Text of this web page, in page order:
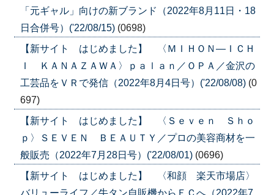
「元ギャル」向けの新ブランド（2022年8月11日・18
日合併号）('22/08/15) (0698)
【新サイト はじめました】 〈ＭＩＨＯＮ―ＩＣＨ
Ｉ ＫＡＮＡＺＡＷＡ〉ｐａｌａｎ／ＯＰＡ／金沢の
工芸品をＶＲで発信（2022年8月4日号）('22/08/08) (0
697)
【新サイト はじめました】 〈Ｓｅｖｅｎ Ｓｈｏ
ｐ〉ＳＥＶＥＮ ＢＥＡＵＴＹ／プロの美容商材を一
般販売（2022年7月28日号）('22/08/01) (0696)
【新サイト はじめました】 〈和顔 楽天市場店〉